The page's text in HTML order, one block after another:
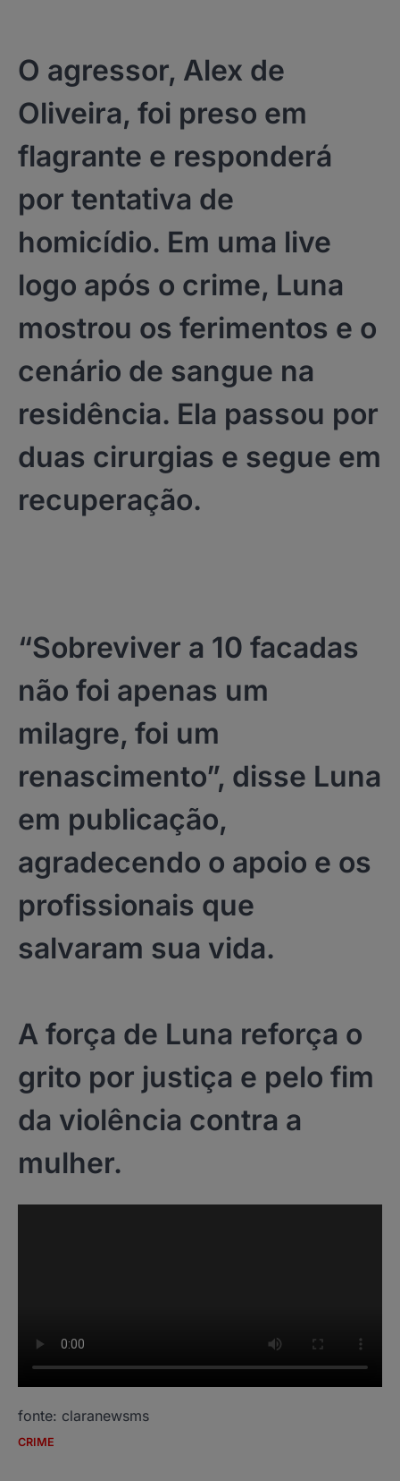
O agressor, Alex de
Oliveira, foi preso em
flagrante e responderá
por tentativa de
homicídio. Em uma live
logo após o crime, Luna
mostrou os ferimentos e o
cenário de sangue na
residência. Ela passou por
duas cirurgias e segue em
recuperação.
“Sobreviver a 10 facadas
não foi apenas um
milagre, foi um
renascimento”, disse Luna
em publicação,
agradecendo o apoio e os
profissionais que
salvaram sua vida.
A força de Luna reforça o
grito por justiça e pelo fim
da violência contra a
mulher.
fonte: claranewsms
CRIME